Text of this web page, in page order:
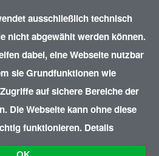
ausschließlich technisch
nicht abgewählt werden können.
dabei, eine Webseite nutzbar
sie Grundfunktionen wie
auf sichere Bereiche der
Die Webseite kann ohne diese
funktionieren. Details